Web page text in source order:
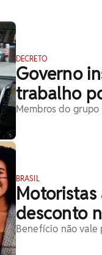
DECRETO
Governo
trabalho
Membros do
BRASIL
desconto
Benefício não vale